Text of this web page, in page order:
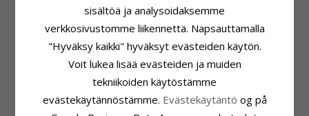
kulta
Sydän sormus
hopeaa, jossa 8
karaattia kulta
sisältöä ja analysoidaksemme
verkkosivustomme liikennettä. Napsauttamalla
"Hyväksy kaikki" hyväksyt evästeiden käytön.
Voit lukea lisää evästeiden ja muiden
tekniikoiden käytöstämme
evästekäytännöstämme. Evästekäytäntö og på